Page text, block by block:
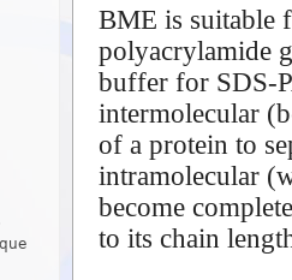
BME is suitable
polyacrylamide
buffer for SDS-
intermolecular
of a protein to
intramolecular
become
to its chain